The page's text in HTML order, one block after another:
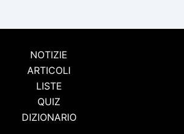
NOTIZIE
ARTICOLI
LISTE
QUIZ
DIZIONARIO